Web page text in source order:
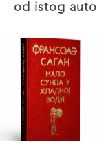
od istog